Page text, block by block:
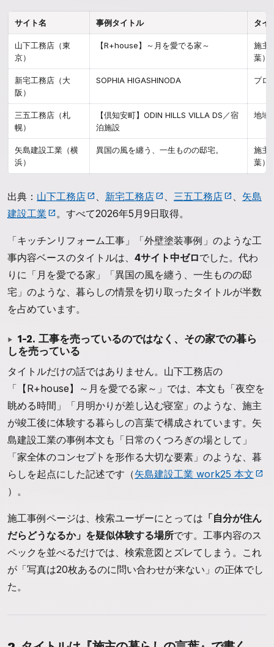
サイト名 事例タイトル タイ
山下工務店（東
京）
【R+house】～月を愛でる家～
施主
葉）
新宅工務店（大
阪）
SOPHIA HIGASHINODA プロ
三五工務店（札
幌）
【倶知安町】ODIN HILLS VILLA DS／宿
泊施設
地域
矢島建設工業（横
浜）
異国の風を纏う、一生ものの邸宅。
施主
葉）
出典： 山下工務店 新宅工務店 三五工務店
矢島
建設工業
。すべて2026年5月9日取得。
「キッチンリフォーム工事」「外壁塗装事例」のような工
事内容ベースのタイトルは、 4サイト中ゼロでした。代わ
りに「月を愛でる家」「異国の風を纏う、一生ものの邸
宅」のような、暮らしの情景を切り取ったタイトルが半数
を占めています。
1-2. 工事を売っているのではなく、その家での暮ら
しを売っている
タイトルだけの話ではありません。山下工務店の
「【R+house】～月を愛でる家～」では、本文も「夜空を
眺める時間」「月明かりが差し込む寝室」のような、施主
が竣工後に体験する暮らしの言葉で構成されています。矢
島建設工業の事例本文も「日常のくつろぎの場として」
「家全体のコンセプトを形作る大切な要素」のような、暮
らしを起点にした記述です（矢島建設工業 work25 本文
）。
施工事例ページは、検索ユーザーにとっては 「自分が住ん
だらどうなるか」を疑似体験する場所です。工事内容のス
ペックを並べるだけでは、検索意図とズレてしまう。これ
が「写真は20枚あるのに問い合わせが来ない」の正体でし
た。